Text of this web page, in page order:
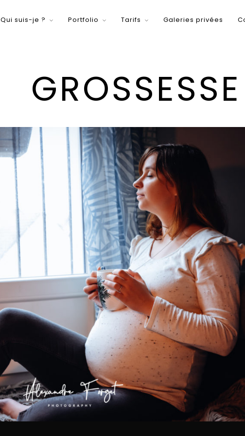
Qui suis-je ? Portfolio Tarifs Galeries privées
GROSSESSE